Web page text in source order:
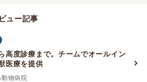
ュー記事
高度診療まで。チームでオールイン
医療を提供
動物病院